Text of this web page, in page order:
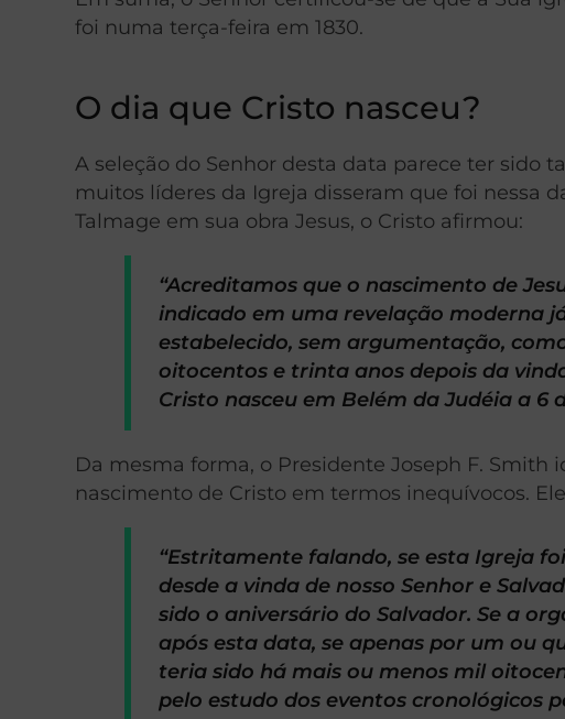
foi numa terça-feira em 1830.
O dia que Cristo nasceu?
A seleção do Senhor desta data parece ter sido
muitos líderes da Igreja disseram que foi nessa
Talmage em sua obra Jesus, o Cristo afirmou:
“Acreditamos que o nascimento de
indicado em uma revelação moderna
estabelecido, sem argumentação,
oitocentos e trinta anos depois da
Cristo nasceu em Belém da Judéia a 6
Da mesma forma, o Presidente Joseph F.
nascimento de Cristo em termos inequívocos.
“Estritamente falando, se esta Igreja
desde a vinda de nosso Senhor e
sido o aniversário do Salvador. Se a
após esta data, se apenas por um ou
teria sido há mais ou menos mil
pelo estudo dos eventos cronológicos